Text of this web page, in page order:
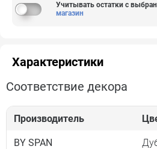
Учитывать остатки с
магазин
Характеристики
Соответствие декора
Производитель
BY SPAN